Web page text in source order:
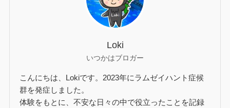
Loki
いつかはブロガー
こんにちは、Lokiです。2023年にラムゼイハント症候
群を発症しました。
体験をもとに、不安な日々の中で役立ったことを記録